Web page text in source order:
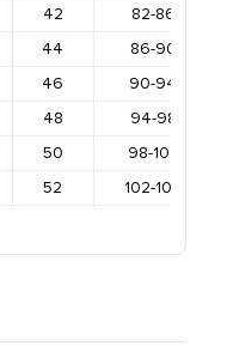
42
82-86
44
86-90
46
90-94
48
94-98
50
98-102
52
102-106